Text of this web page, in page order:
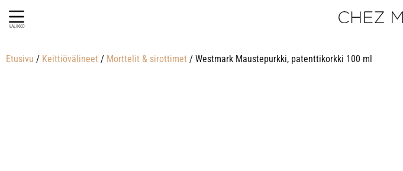
VALIKKO
Etusivu / Keittiövälineet / Morttelit & sirottimet / Westmark Maustepurkki, patenttikorkki 100 ml